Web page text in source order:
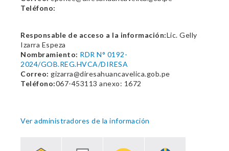
Teléfono:
Responsable de acceso a la información:Lic. Gelly
Izarra Espeza
Nombramiento: RDR N° 0192-
2024/GOB.REG.HVCA/DIRESA
Correo: gizarra@diresahuancavelica.gob.pe
Teléfono:067-453113 anexo: 1672
Ver administradores de la información